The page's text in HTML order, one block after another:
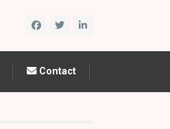
Contact